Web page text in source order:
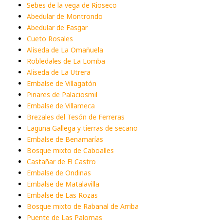
Sebes de la vega de Rioseco
Abedular de Montrondo
Abedular de Fasgar
Cueto Rosales
Aliseda de La Omañuela
Robledales de La Lomba
Aliseda de La Utrera
Embalse de Villagatón
Pinares de Palaciosmil
Embalse de Villameca
Brezales del Tesón de Ferreras
Laguna Gallega y tierras de secano
Embalse de Benamarías
Bosque mixto de Caboalles
Castañar de El Castro
Embalse de Ondinas
Embalse de Matalavilla
Embalse de Las Rozas
Bosque mixto de Rabanal de Arriba
Puente de Las Palomas